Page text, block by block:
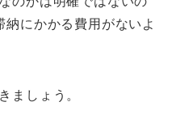
にかかる費用がないよ
ましょう。